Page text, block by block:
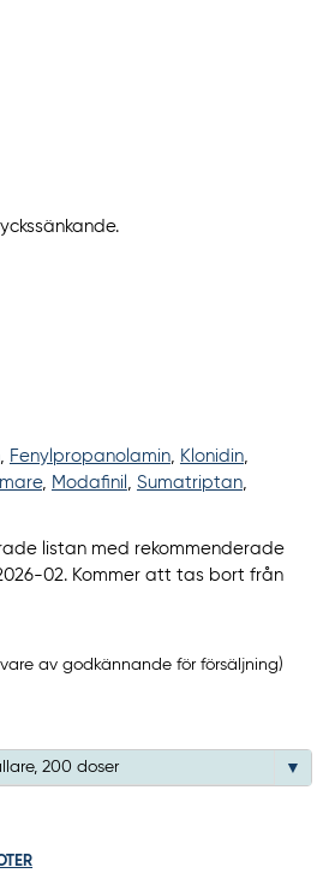
, Fenylpropanolamin, Klonidin,
, Modafinil , Sumatriptan,
listan med rekommenderade
02. Kommer att tas bort från
av godkännande för försäljning)
200 doser